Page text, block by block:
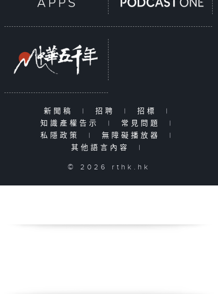
新聞稿 | 招聘 | 招標
|
知識產權告示
| 常見問題
|
私隱政策
| 無障礙播放器
|
其他語言內容
|
© 2026 rthk.hk